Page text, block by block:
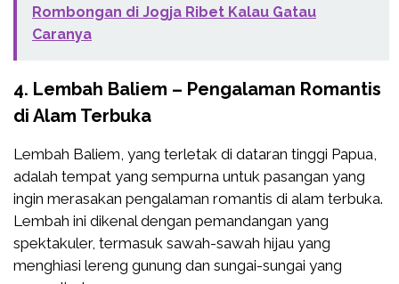
Rombongan di Jogja Ribet Kalau Gatau
Caranya
4. Lembah Baliem – Pengalaman Romantis
di Alam Terbuka
Lembah Baliem, yang terletak di dataran tinggi Papua,
adalah tempat yang sempurna untuk pasangan yang
ingin merasakan pengalaman romantis di alam terbuka.
Lembah ini dikenal dengan pemandangan yang
spektakuler, termasuk sawah-sawah hijau yang
menghiasi lereng gunung dan sungai-sungai yang